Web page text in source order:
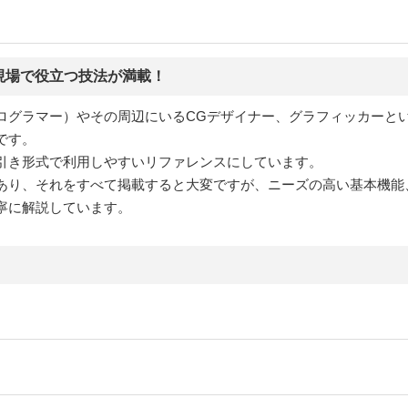
で役立つ技法が満載！
ラマー）やその周辺にいるCGデザイナー、グラフィッカーと
。
形式で利用しやすいリファレンスにしています。
、それをすべて掲載すると大変ですが、ニーズの高い基本機
解説しています。